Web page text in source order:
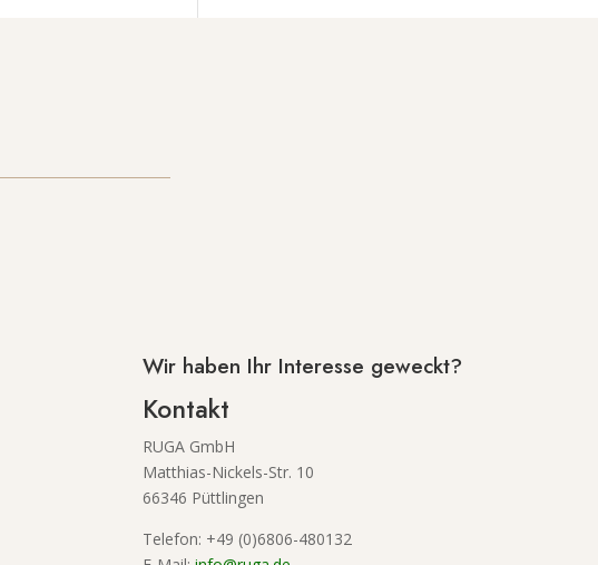
Wir haben Ihr Interesse geweckt?
Kontakt
RUGA GmbH
Matthias-Nickels-Str. 10
66346 Püttlingen
Telefon: +49 (0)6806-480132